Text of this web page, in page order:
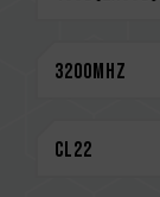
选购内存产
存。每一组